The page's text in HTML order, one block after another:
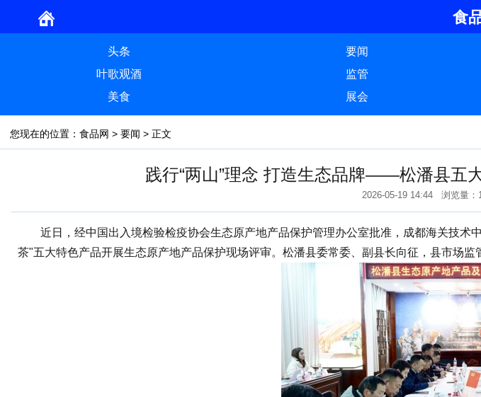
食
头条 要闻
叶歌观酒
监管
美食
展会
您现在的位置： 食品网 > 要闻 > 正文
践行“两山”理念 打造生态品牌——松潘县五
2026-05-19 14:44 浏览量
近日，经中国出入境检验检疫协会生态原产地产品保护管理办公室批准，成都海关技术
茶"五大特色产品开展生态原产地产品保护现场评审。松潘县委常委、副县长向征，县市场